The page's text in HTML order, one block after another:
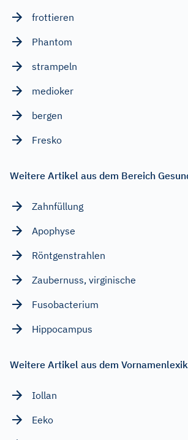
frottieren
Phantom
strampeln
medioker
bergen
Fresko
Weitere Artikel aus dem Bereich
Zahnfüllung
Apophyse
Röntgenstrahlen
Zaubernuss, virginische
Fusobacterium
Hippocampus
Weitere Artikel aus dem
Iollan
Eeko